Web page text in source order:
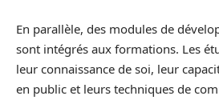
En parallèle, des modules de
sont intégrés aux formations. Les
leur connaissance de soi, leur
en public et leurs techniques de